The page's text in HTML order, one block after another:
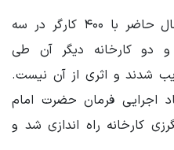
کارخانه نساجی مازندران در حال حاضر با ۴۰۰ کارگر در سه
دو کارخانه دیگر آن طی
شدند و اثری از آن نیست.
اجرایی فرمان حضرت امام
کارخانه راه اندازی شد و